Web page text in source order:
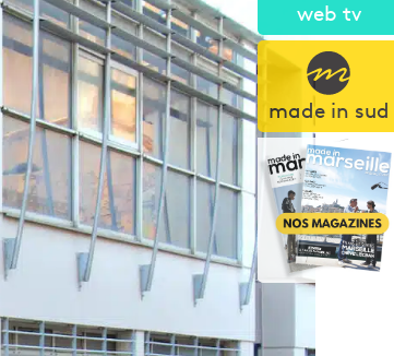
web tv
made in sud